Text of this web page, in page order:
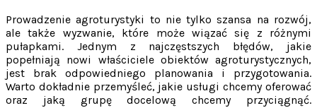
Prowadzenie agroturystyki to nie tylko szansa na rozwój,
ale także wyzwanie, które może wiązać się z różnymi
pułapkami. Jednym z najczęstszych błędów, jakie
popełniają nowi właściciele obiektów agroturystycznych,
jest brak odpowiedniego planowania i przygotowania.
Warto dokładnie przemyśleć, jakie usługi chcemy oferować
oraz jaką grupę docelową chcemy przyciągnąć.